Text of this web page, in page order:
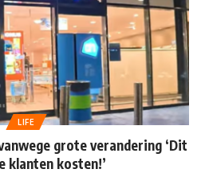
LIFE
grote verandering ‘Dit
klanten kosten!’